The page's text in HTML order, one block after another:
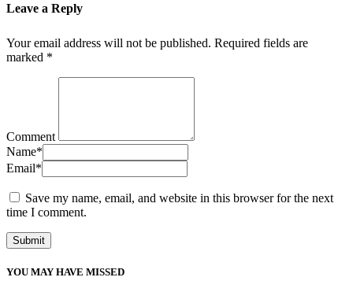
Leave a Reply
Your email address will not be published. Required fields are
marked *
Comment
Name*
Email*
Save my name, email, and website in this browser for the next
time I comment.
YOU MAY HAVE MISSED